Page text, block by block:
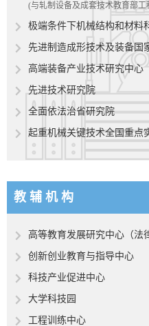
(与轧制设备及成套技术教育部
极端条件下机械结构和材料
先进制造成形技术及装备国
高端装备产业技术研究中心
先进技术研究院
全面依法治省研究院
起重机械关键技术全国重点
教 辅 机 构
高等教育发展研究中心（法
创新创业教育与指导中心
科技产业促进中心
大学科技园
工程训练中心